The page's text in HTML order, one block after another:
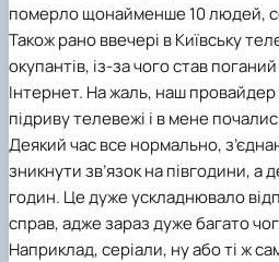
померло щонайменше 10 людей,
Також рано ввечері в Київську
окупантів, із-за чого став
Інтернет. На жаль, наш
підриву телевежі і в мене
Деякий час все нормально,
зникнути зв’язок на півгодини, а
годин. Це дуже ускладнювало
справ, адже зараз дуже багато
Наприклад, серіали, ну або ті ж